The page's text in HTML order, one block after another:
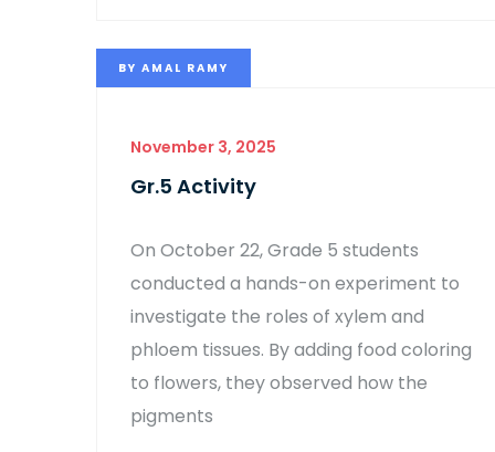
BY AMAL RAMY
November 3, 2025
Gr.5 Activity
On October 22, Grade 5 students
conducted a hands-on experiment to
investigate the roles of xylem and
phloem tissues. By adding food coloring
to flowers, they observed how the
pigments